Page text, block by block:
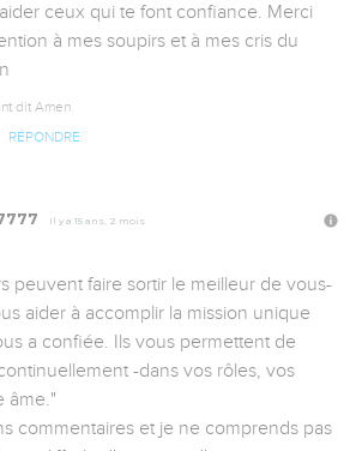
ceux qui te font confiance. Merci
à mes soupirs et à mes cris du
dit Amen
RÉPONDRE
Il y a 15 ans, 2 mois
peuvent faire sortir le meilleur de vous-
aider à accomplir la mission unique
a confiée. Ils vous permettent de
-dans vos rôles, vos
âme."
commentaires et je ne comprends pas